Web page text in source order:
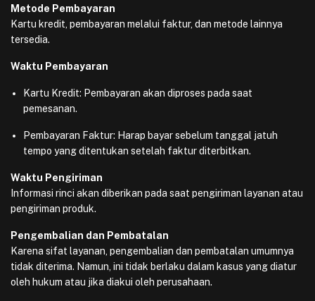
Metode Pembayaran
Kartu kredit, pembayaran melalui faktur, dan metode lainnya
tersedia.
Waktu Pembayaran
Kartu Kredit: Pembayaran akan diproses pada saat
pemesanan.
Pembayaran Faktur: Harap bayar sebelum tanggal jatuh
tempo yang ditentukan setelah faktur diterbitkan.
Waktu Pengiriman
Informasi rinci akan diberikan pada saat pengiriman layanan atau
pengiriman produk.
Pengembalian dan Pembatalan
Karena sifat layanan, pengembalian dan pembatalan umumnya
tidak diterima. Namun, ini tidak berlaku dalam kasus yang diatur
oleh hukum atau jika diakui oleh perusahaan.